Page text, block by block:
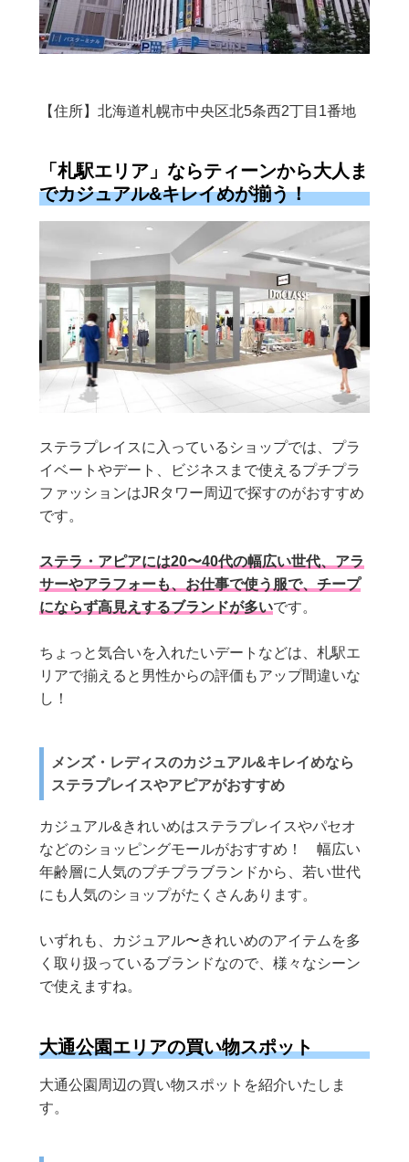
【住所】北海道札幌市中央区北5条西2丁目1番地
「札駅エリア」ならティーンから大人ま
でカジュアル&キレイめが揃う！
ステラプレイスに入っているショップでは、プラ
イベートやデート、ビジネスまで使えるプチプラ
ファッションはJRタワー周辺で探すのがおすすめ
です。
ステラ・アピアには20〜40代の幅広い世代、アラ
サーやアラフォーも、お仕事で使う服で、チープ
にならず高見えするブランドが多いです。
ちょっと気合いを入れたいデートなどは、札駅エ
リアで揃えると男性からの評価もアップ間違いな
し！
メンズ・レディスのカジュアル&キレイめなら
ステラプレイスやアピアがおすすめ
カジュアル&きれいめはステラプレイスやパセオ
などのショッピングモールがおすすめ！ 幅広い
年齢層に人気のプチプラブランドから、若い世代
にも人気のショップがたくさんあります。
いずれも、カジュアル〜きれいめのアイテムを多
く取り扱っているブランドなので、様々なシーン
で使えますね。
大通公園エリアの買い物スポット
大通公園周辺の買い物スポットを紹介いたしま
す。